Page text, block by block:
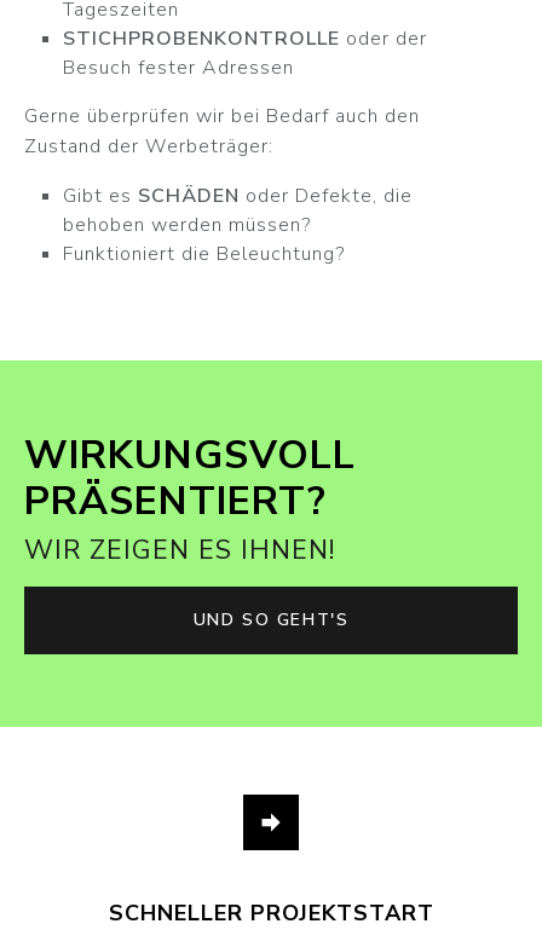
Tageszeiten
STICHPROBENKONTROLLE oder der
Besuch fester Adressen
Gerne überprüfen wir bei Bedarf auch den
Zustand der Werbeträger:
Gibt es SCHÄDEN oder Defekte, die
behoben werden müssen?
Funktioniert die Beleuchtung?
WIRKUNGSVOLL
PRÄSENTIERT?
WIR ZEIGEN ES IHNEN!
UND SO GEHT'S
SCHNELLER PROJEKTSTART